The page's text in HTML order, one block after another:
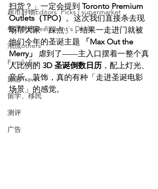
超市好物Editors' Picks | supermarket
餐厅优惠Restaurant's Deals
潮流others
Family Fun
旅游Travel
留学、移民
测评
广告
扫货？」一定会提到 Toronto Premium
Outlets（TPO） 。这次我们直接杀去现
场帮大家「踩点」，结果一走进门就被
他们今年的圣诞主题
「Max Out the
Merry」
虐到了——主入口摆着一整个真
人比例的 3D 圣诞倒数日历 ，配上灯光、
音乐、装饰，真的有种「走进圣诞电影
场景」的感觉。